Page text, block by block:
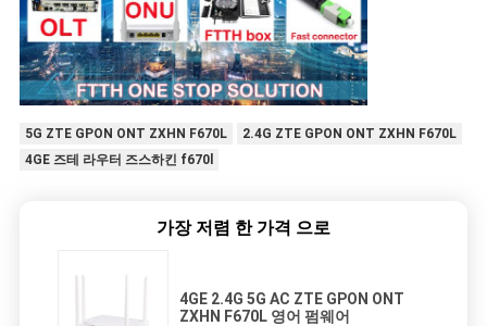
사
이
트
맵5G ZTE GPON ONT ZXHN F670L
2.4G ZTE GPON ONT ZXHN F670L
4GE 즈테 라우터 즈스하킨 f670l
가장 저렴 한 가격 으로
4GE 2.4G 5G AC ZTE GPON ONT
ZXHN F670L 영어 펌웨어